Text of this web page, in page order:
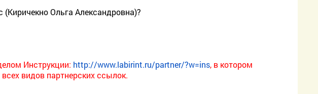
Ольга Александровна)?
Инструкции: http://www.labirint.ru/partner/?w=ins, в котором
видов партнерских ссылок.